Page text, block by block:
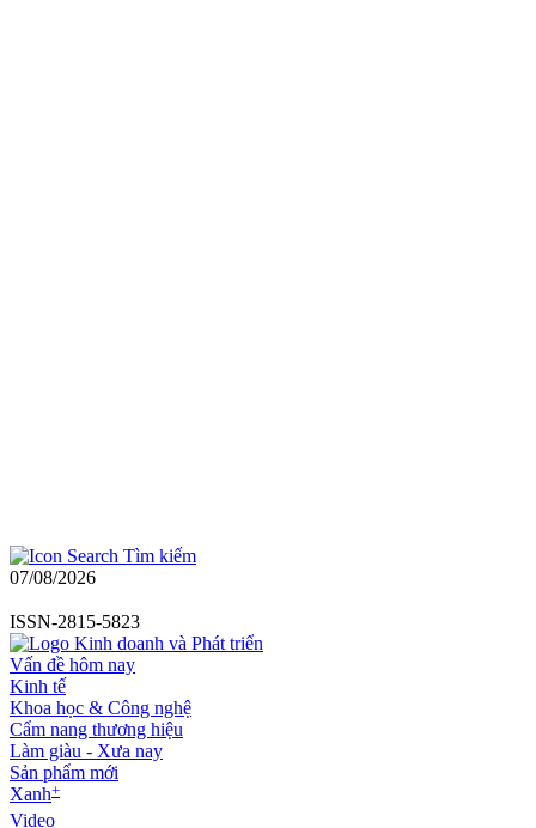
Tìm kiếm
07/08/2026
ISSN-2815-5823
Vấn đề hôm nay
Kinh tế
Khoa học & Công nghệ
Cẩm nang thương hiệu
Làm giàu - Xưa nay
Sản phẩm mới
Xanh+
Video